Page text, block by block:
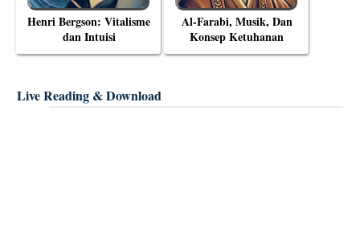
Henri Bergson: Vitalisme
dan Intuisi
Al-Farabi, Musik, Dan
Konsep Ketuhanan
Live Reading & Download